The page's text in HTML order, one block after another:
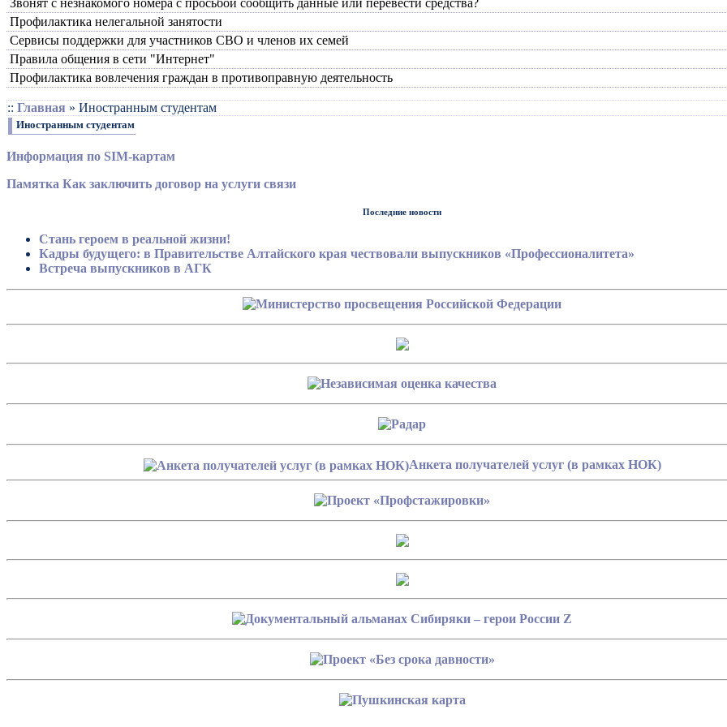
Звонят с незнакомого номера с просьбой сообщить данные или перевести средства?
Профилактика нелегальной занятости
Сервисы поддержки для участников СВО и членов их семей
Правила общения в сети "Интернет"
Профилактика вовлечения граждан в противоправную деятельность
:: Главная » Иностранным студентам
Иностранным студентам
Информация по SIM-картам
Памятка Как заключить договор на услуги связи
Последние новости
Стань героем в реальной жизни!
Кадры будущего: в Правительстве Алтайского края чествовали выпускников «Профессионалитета»
Встреча выпускников в АГК
Анкета получателей услуг (в рамках НОК)